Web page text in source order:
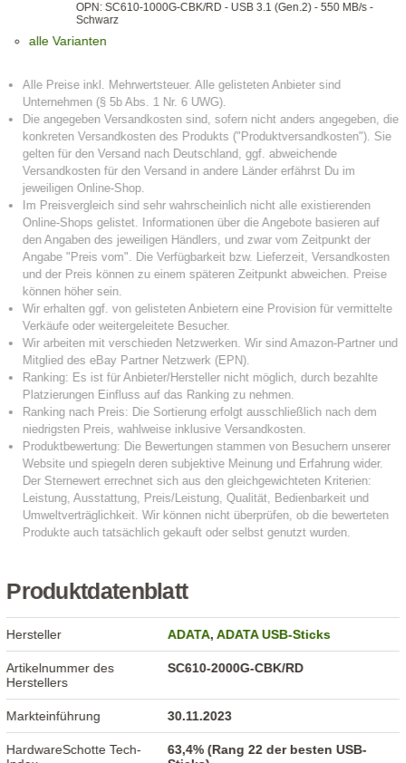
OPN: SC610-1000G-CBK/RD - USB 3.1 (Gen.2) - 550 MB/s -
Schwarz
alle Varianten
Produktdatenblatt
Hersteller ADATA,ADATA USB-Sticks
Artikelnummer des
Herstellers
SC610-2000G-CBK/RD
Markteinführung 30.11.2023
HardwareSchotte Tech-
63,4% (Rang 22 der besten USB-